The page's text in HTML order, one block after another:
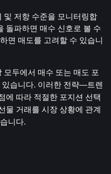
및 저항 수준을 모니터링합
돌파하면 매수 신호로 볼 수
면 매도를 고려할 수 있습니
모두에서 매수 또는 매도 포
습니다. 이러한 전략—트렌
에 따라 적절한 포지션 선택
거래를 시장 상황에 관계
니다.